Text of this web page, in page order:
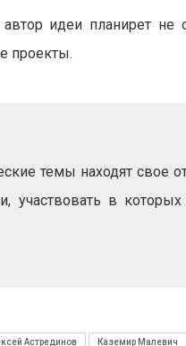
идеи планирет
проекты.
темы находят свое
участвовать в
Астрединов Каземир Малевич